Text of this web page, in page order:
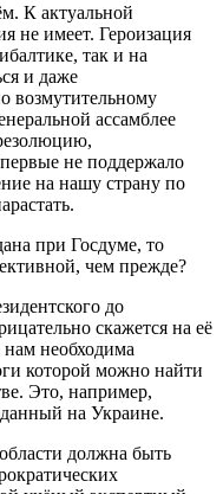
К актуальной
не имеет. Героизация
так и на
и даже
возмутительному
ассамблее
не поддержало
на нашу страну по
при Госдуме, то
чем прежде?
до
скажется на её
необходима
которой можно найти
Это, например,
на Украине.
должна быть